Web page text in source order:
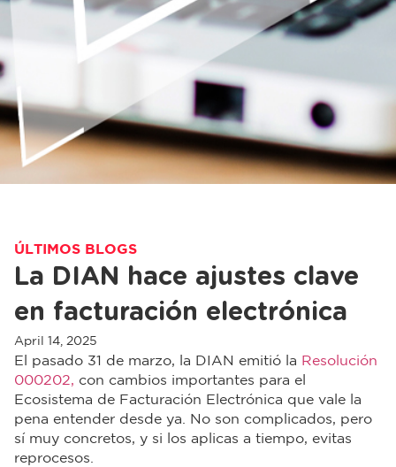
ÚLTIMOS BLOGS
La DIAN hace ajustes clave
en facturación electrónica
April 14, 2025
El pasado 31 de marzo, la DIAN emitió la Resolución
000202, con cambios importantes para el
Ecosistema de Facturación Electrónica que vale la
pena entender desde ya. No son complicados, pero
sí muy concretos, y si los aplicas a tiempo, evitas
reprocesos.